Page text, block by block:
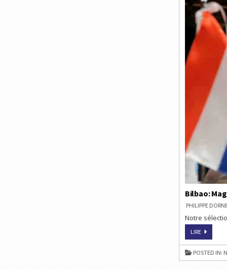
Bilbao:
PHILIPPE
Notre
LIREBILBAO:
CARLSEN
STOPPÉ
PAR
GIRI
POSTED IN: